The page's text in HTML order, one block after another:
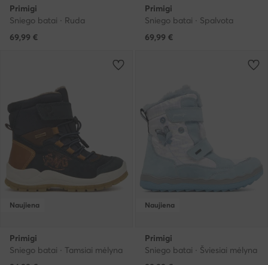
Primigi
Sniego batai · Ruda
69,99 €
Primigi
Sniego batai · Spalvota
69,99 €
Naujiena
Primigi
Sniego batai · Tamsiai mėlyna
Naujiena
Primigi
Sniego batai · Šviesiai mėlyna